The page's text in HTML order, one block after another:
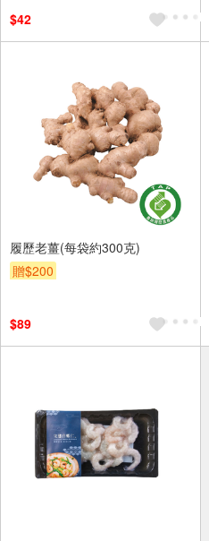
$42
履歷老薑(每袋約300克)
贈$200
$89